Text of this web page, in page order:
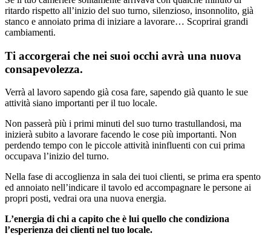
ritardo rispetto all’inizio del suo turno, silenzioso, insonnolito, già
stanco e annoiato prima di iniziare a lavorare… Scoprirai grandi
cambiamenti.
Ti accorgerai che nei suoi occhi avrà una nuova
consapevolezza.
Verrà al lavoro sapendo già cosa fare, sapendo già quanto le sue
attività siano importanti per il tuo locale.
Non passerà più i primi minuti del suo turno trastullandosi, ma
inizierà subito a lavorare facendo le cose più importanti. Non
perdendo tempo con le piccole attività ininfluenti con cui prima
occupava l’inizio del turno.
Nella fase di accoglienza in sala dei tuoi clienti, se prima era spento
ed annoiato nell’indicare il tavolo ed accompagnare le persone ai
propri posti, vedrai ora una nuova energia.
L’energia di chi a capito che è lui quello che condiziona
l’esperienza dei clienti nel tuo locale.